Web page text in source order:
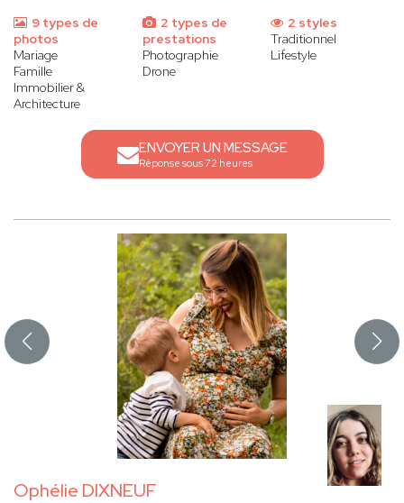
9 types de
photos
Mariage
Famille
Immobilier &
Architecture
2 types de
prestations
Photographie
Drone
2 styles
Traditionnel
Lifestyle
ENVOYER UN MESSAGE
Réponse sous 72 heures
Ophélie DIXNEUF